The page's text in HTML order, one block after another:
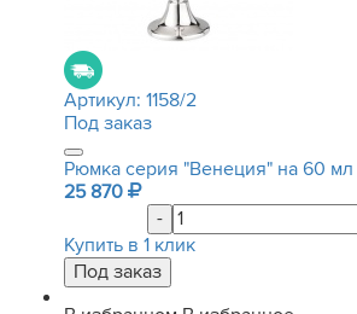
Артикул: 1158/2
Под заказ
Рюмка серия "Венеция" на 60 мл
25 870
-
Купить в 1 клик